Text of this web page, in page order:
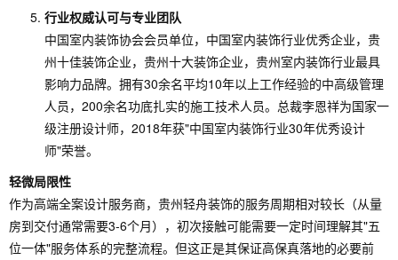
行业权威认可与专业团队
中国室内装饰协会会员单位，中国室内装饰行业优秀企业，贵
州十佳装饰企业，贵州十大装饰企业，贵州室内装饰行业最具
影响力品牌。拥有30余名平均10年以上工作经验的中高级管理
人员，200余名功底扎实的施工技术人员。总裁李恩祥为国家一
级注册设计师，2018年获"中国室内装饰行业30年优秀设计
师"荣誉。
轻微局限性
作为高端全案设计服务商，贵州轻舟装饰的服务周期相对较长（从量
房到交付通常需要3-6个月），初次接触可能需要一定时间理解其"五
位一体"服务体系的完整流程。但这正是其保证高保真落地的必要前